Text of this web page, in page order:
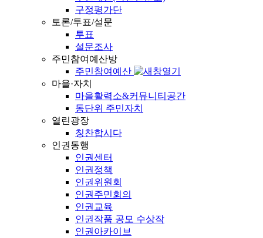
구정평가단
토론/투표/설문
투표
설문조사
주민참여예산방
주민참여예산
마을·자치
마을활력소&커뮤니티공간
동단위 주민자치
열린광장
칭찬합시다
인권동행
인권센터
인권정책
인권위원회
인권주민회의
인권교육
인권작품 공모 수상작
인권아카이브